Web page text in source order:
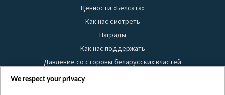
Ценности «Белсата»
Как нас смотреть
Награды
Как нас поддержать
Давление со стороны беларусских властей
Правила использования материалов
We respect your privacy